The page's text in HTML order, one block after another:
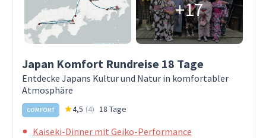
+17
Japan Komfort Rundreise 18 Tage
Entdecke Japans Kultur und Natur in komfortabler
Atmosphäre
COMFORT 4,5 (4) 18 Tage
Kaiseki-Dinner mit Geiko-Performance